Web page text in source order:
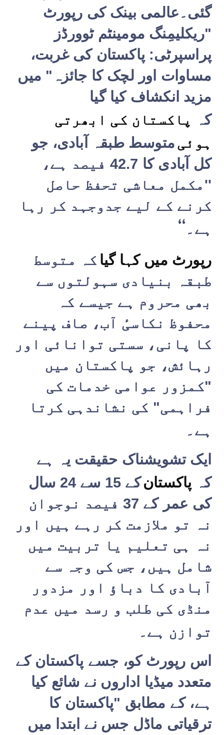
گئی۔عالمی بینک کی رپورٹ
"ریکلیمِنگ مومینٹم ٹوورڈز
پراسپرٹی: پاکستان کی غربت،
مساوات اور لچک کا جائزہ" میں
مزید انکشاف کیا گیا
کہ
پاکستان کی ابھرتی
ہوئی متوسط طبقہ آبادی، جو
کل آبادی کا 42.7 فیصد ہے،
''مکمل معاشی تحفظ حاصل
کرنے کے لیے جدوجہد کر رہا
ہے۔‘‘
رپورٹ میں کہا گیا کہ متوسط
طبقہ بنیادی سہولتوں سے
بھی محروم ہے جیسے کہ
محفوظ نکاسیٔ آب، صاف پینے
کا پانی، سستی توانائی اور
رہائش، جو پاکستان میں
"کمزور عوامی خدمات کی
فراہمی" کی نشاندہی کرتا
ہے۔
ایک تشویشناک حقیقت یہ ہے
کہ پاکستان
کے 15 سے 24 سال
کی عمر کے 37 فیصد نوجوان
نہ تو ملازمت کر رہے ہیں اور
نہ ہی تعلیم یا تربیت میں
شامل ہیں، جس کی وجہ سے
آبادی کا دباؤ اور مزدور
منڈی کی طلب و رسد میں عدم
توازن ہے۔
اس رپورٹ کو، جسے پاکستان کے
متعدد میڈیا اداروں نے شائع کیا
ہے، کے مطابق "پاکستان کا
ترقیاتی ماڈل جس نے ابتدا میں